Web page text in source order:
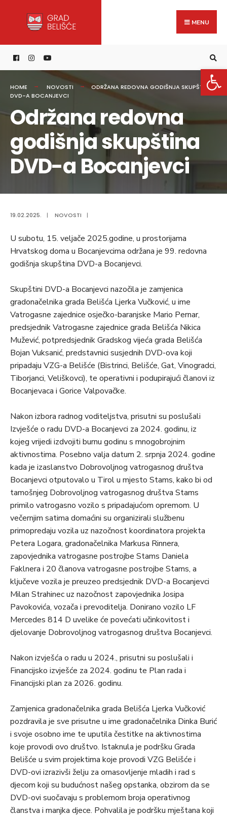
content
MENU
HOME NOVOSTI
ODRŽANA REDOVNA GODIŠNJA SKUPŠTINA
DVD-A BOCANJEVCI
Održana redovna
godišnja skupština
DVD-a Bocanjevci
19.02.2025. | NOVOSTI |
U subotu, 15. veljače 2025.godine, u prostorijama
Hrvatskog doma u Bocanjevcima održana je 99. redovna
godišnja skupština DVD-a Bocanjevci.
Skupštini DVD-a Bocanjevci nazočila je zamjenica
gradonačelnika grada Belišća Ljerka Vučković, u ime
Vatrogasne zajednice osječko-baranjske Mario Pernar,
predsjednik Vatrogasne zajednice grada Belišća Nikica
Mužević, potpredsjednik Gradskog vijeća grada Belišća
Bojan Vuksanić, predstavnici susjednih DVD-ova koji
pripadaju VZG-a Belišće (Bistrinci, Belišće, Gat, Vinogradci,
Tiborjanci, Veliškovci), te operativni i podupirajući članovi iz
Bocanjevaca i Gorice Valpovačke.
Nakon izbora radnog voditeljstva, prisutni su poslušali
Izvješće o radu DVD-a Bocanjevci za 2024. godinu, iz
kojeg vrijedi izdvojiti burnu godinu s mnogobrojnim
aktivnostima. Posebno valja datum 2. srpnja 2024. godine
kada je izaslanstvo Dobrovoljnog vatrogasnog društva
Bocanjevci otputovalo u Tirol u mjesto Stams, kako bi od
tamošnjeg Dobrovoljnog vatrogasnog društva Stams
primilo vatrogasno vozilo s pripadajućom opremom. U
večernjim satima domaćini su organizirali službenu
primopredaju vozila uz nazočnost koordinatora projekta
Petera Logara, gradonačelnika Markusa Rinnera,
zapovjednika vatrogasne postrojbe Stams Daniela
Faklnera i 20 članova vatrogasne postrojbe Stams, a
ključeve vozila je preuzeo predsjednik DVD-a Bocanjevci
Milan Strahinec uz nazočnost zapovjednika Josipa
Pavokovića, vozača i prevoditelja. Donirano vozilo LF
Mercedes 814 D uvelike će povećati učinkovitost i
djelovanje Dobrovoljnog vatrogasnog društva Bocanjevci.
Nakon izvješća o radu u 2024., prisutni su poslušali i
Financijsko izvješće za 2024. godinu te Plan rada i
Financijski plan za 2026. godinu.
Zamjenica gradonačelnika grada Belišća Ljerka Vučković
pozdravila je sve prisutne u ime gradonačelnika Dinka Burić
i svoje osobno ime te uputila čestitke na aktivnostima
koje provodi ovo društvo. Istaknula je podršku Grada
Belišće u svim projektima koje provodi VZG Belišće i
DVD-ovi izrazivši želju za omasovljenje mladih i rad s
djecom koji su budućnost našeg opstanka, obzirom da se
DVD-ovi suočavaju s problemom broja operativnog
članstva i manjka djece. Pohvalila je podršku mještana koji
for: